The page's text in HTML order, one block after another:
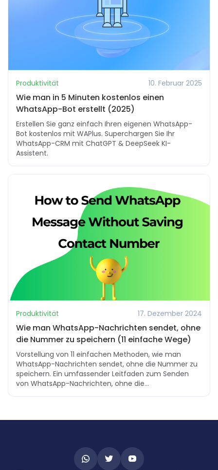
Produktivität 10. Februar 2025
Wie man in 5 Minuten kostenlos einen
WhatsApp-Bot erstellt (2025)
Erstellen Sie ganz einfach Ihren eigenen WhatsApp-
Bot kostenlos mit WAPlus. Superchargen Sie Ihr
WhatsApp-CRM mit ChatGPT & DeepSeek KI-
Assistent.
Produktivität 17. Dezember 2024
Wie man WhatsApp-Nachrichten sendet, ohne
die Nummer zu speichern (11 einfache Wege)
Vorstellung von 11 einfachen Methoden, wie man
WhatsApp-Nachrichten sendet, ohne die Nummer zu
speichern. Ein umfassender Leitfaden zum Senden
von WhatsApp-Nachrichten, ohne die